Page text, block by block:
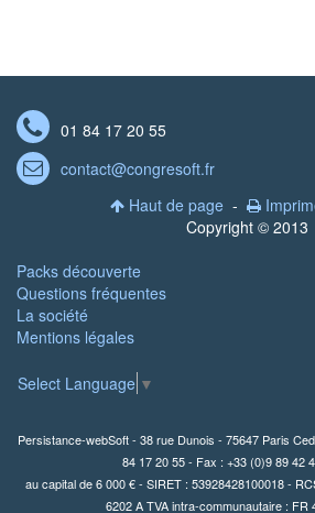
 01 84 17 20 55
 contact@congresoft.fr
Haut de page - 
Copyright © 2013
Packs découverte
Questions fréquentes
La société
Mentions légales
Select Language ▼
Persistance-webSoft - 38 rue Dunois - 75647 Paris
84 17 20 55 - Fax : +33 (0)9 89 42
au capital de 6 000 € - SIRET : 53928428100018 -
6202 A TVA intra-communautaire : FR